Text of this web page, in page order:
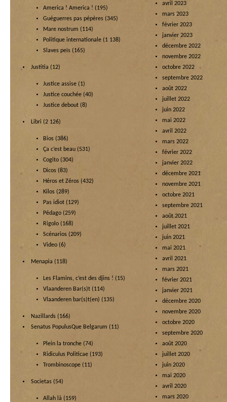
America ! America ! (195)
Guéguerres pas pépères (345)
Mare nostrum (114)
Politique internationale (1 138)
Slaves peïs (165)
Justitia (12)
Justice assise (1)
Justice couchée (40)
Justice debout (8)
Libri (2 126)
Bios (386)
Ça c’est beau (531)
Cogito (304)
Dicos (83)
Héros et Zéros (432)
Kilos (289)
Pas idiot (129)
Pédago (259)
Rigolo (168)
Scénarios (209)
Video (6)
Menapia (118)
Les Flamins, c’est des djins ! (15)
Vlaanderen Bar(s)t (114)
Vlaanderen bar(s)t(en) (135)
Nazillards (166)
Senatus PopulusQue Belgarum (11)
Plein la tronche (74)
Ridiculus Politicae (193)
Trombinoscope (11)
Societas (54)
Allah là (159)
avril 2023
mars 2023
février 2023
janvier 2023
décembre 2022
novembre 2022
octobre 2022
septembre 2022
août 2022
juillet 2022
juin 2022
mai 2022
avril 2022
mars 2022
février 2022
janvier 2022
décembre 2021
novembre 2021
octobre 2021
septembre 2021
août 2021
juillet 2021
juin 2021
mai 2021
avril 2021
mars 2021
février 2021
janvier 2021
décembre 2020
novembre 2020
octobre 2020
septembre 2020
août 2020
juillet 2020
juin 2020
mai 2020
avril 2020
mars 2020